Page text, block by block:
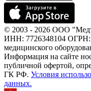
© 2003 - 2026 ООО
ИНН: 7726348104 ОГРН:
медицинского
Информация на сайте
публичной офертой,
ГК РФ. Условия
данных.